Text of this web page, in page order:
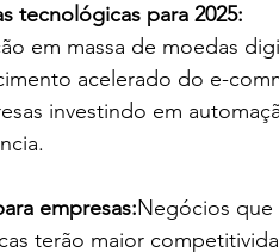
tecnológicas para 2025:
em massa de moedas
acelerado do e-
investindo em
empresas:Negócios que
terão maior